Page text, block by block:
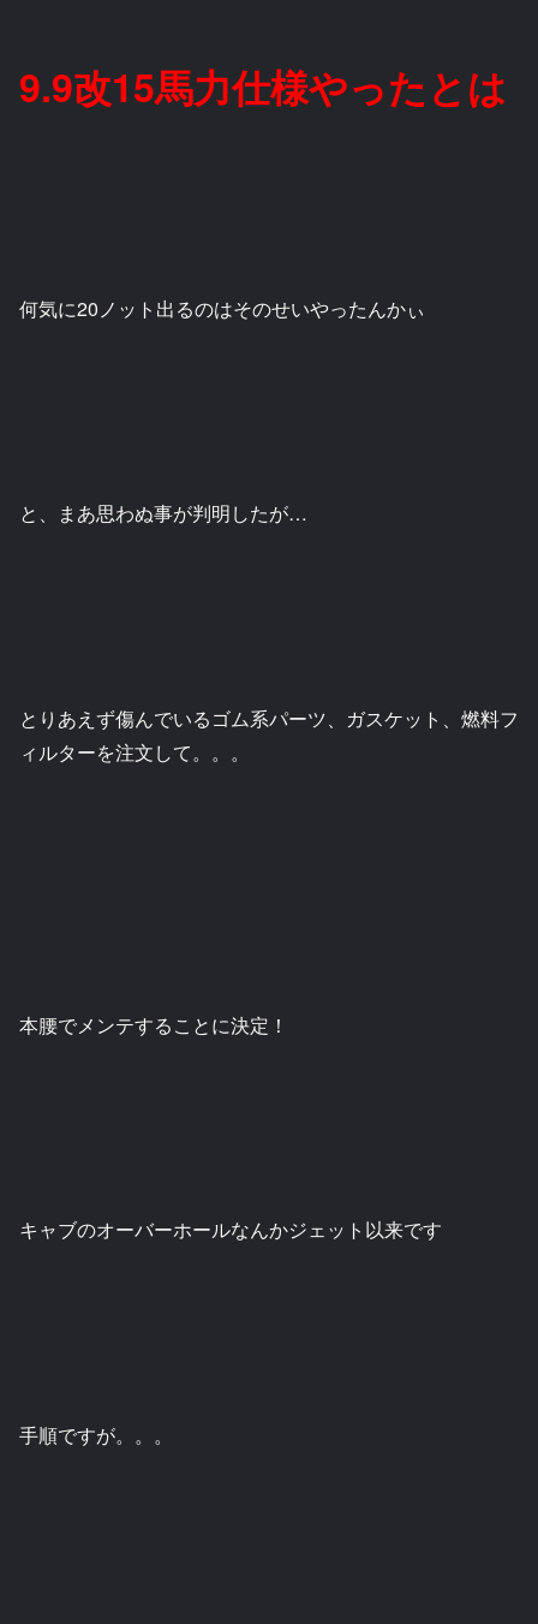
9.9改15馬力仕様やったとは
何気に20ノット出るのはそのせいやったんかぃ
と、まあ思わぬ事が判明したが…
とりあえず傷んでいるゴム系パーツ、ガスケット、燃料フ
ィルターを注文して。。。
本腰でメンテすることに決定！
キャブのオーバーホールなんかジェット以来です
手順ですが。。。